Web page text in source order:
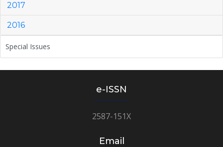
2017
2016
Special Issues
e-ISSN
2587-151X
Email